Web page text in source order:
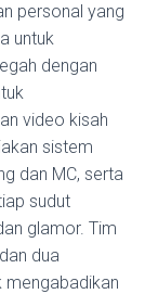
personal yang
untuk
dengan
video kisah
sistem
dan MC, serta
sudut
glamor. Tim
dua
mengabadikan